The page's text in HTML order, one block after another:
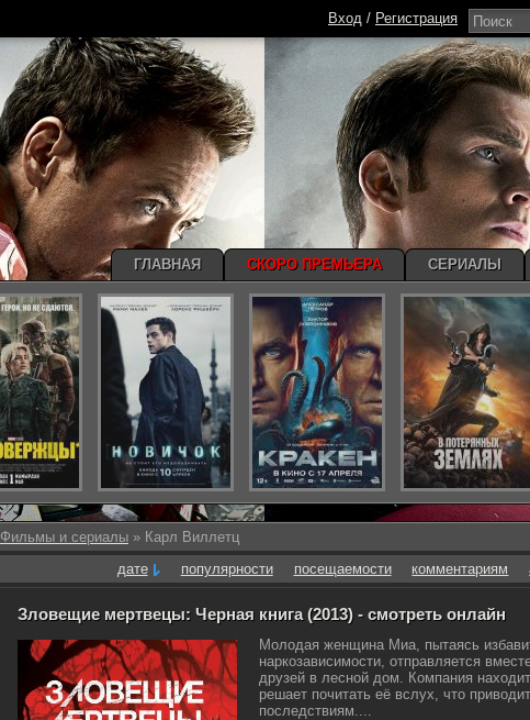
Фильмы и сериалы » Карл Виллетц
дате
популярности посещаемости комментариям
Зловещие мертвецы: Черная книга (2013) - смотреть онлайн
Молодая женщина Миа, пытаясь
наркозависимости, отправляется
друзей в лесной дом. Компания
решает почитать её вслух, что
последствиям....
Вход / Регистрация
ГЛАВНАЯ СКОРО ПРЕМЬЕРА СЕРИАЛЫ